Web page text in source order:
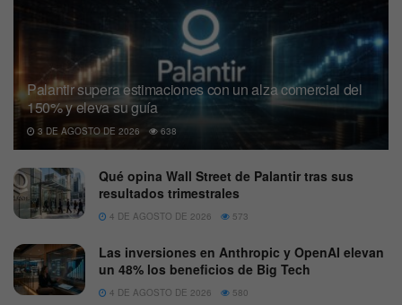
Palantir supera estimaciones con un alza comercial del
150% y eleva su guía
3 DE AGOSTO DE 2026 638
Qué opina Wall Street de Palantir tras sus
resultados trimestrales
4 DE AGOSTO DE 2026 573
Las inversiones en Anthropic y OpenAI elevan
un 48% los beneficios de Big Tech
4 DE AGOSTO DE 2026 580